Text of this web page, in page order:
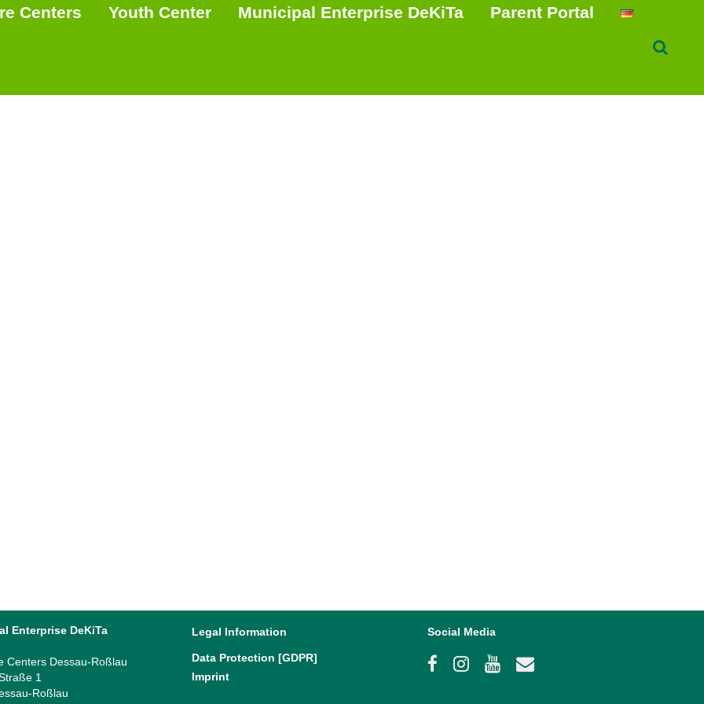
Centers Youth Center Municipal Enterprise DeKiTa Parent Portal
Enterprise DeKiTa
Centers Dessau-Roßlau
1
Roßlau
Legal Information
Data Protection [GDPR]
Imprint
Social Media